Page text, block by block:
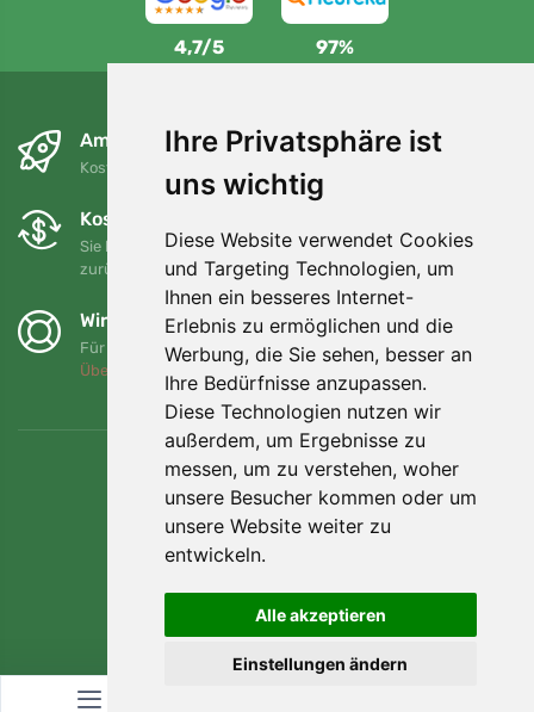
Ihre Privatsphäre ist
uns wichtig
Diese Website verwendet Cookies
und Targeting Technologien, um
Ihnen ein besseres Internet-
Erlebnis zu ermöglichen und die
Werbung, die Sie sehen, besser an
Ihre Bedürfnisse anzupassen.
Diese Technologien nutzen wir
außerdem, um Ergebnisse zu
messen, um zu verstehen, woher
unsere Besucher kommen oder um
unsere Website weiter zu
entwickeln.
Alle akzeptieren
Einstellungen ändern
4,7/5 97%
Am nächsten Tag und kostenlos
Kostenloser Versand für Bestellungen über 80 EUR
Kostenloser Umtausch und Rückgabe
Sie können Ihre Bestellung jederzeit innerhalb von 90 Tagen
zurückgeben oder umtauschen.
Wir unterstützen Trees.org
Für jede Bestellung pflanzen wir einen Baum! Mehr lesen
Über uns